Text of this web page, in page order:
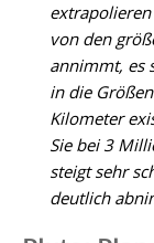
von den
annimmt, es
in die
Kilometer
Sie bei 3
steigt sehr
deutlich